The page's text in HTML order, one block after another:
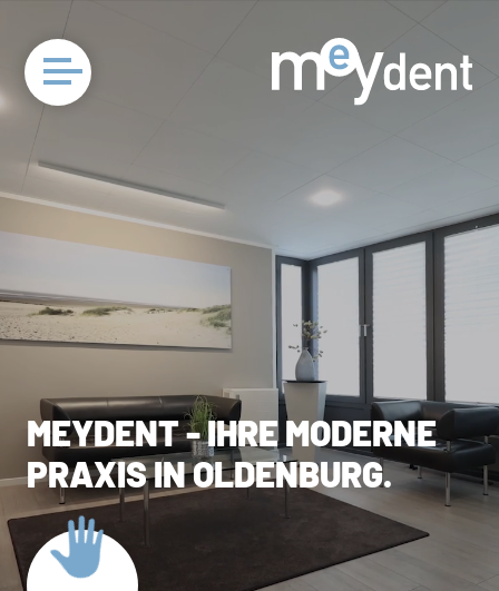
MEYDENT-IHREMODERNE
PRAXISINOLDENBURG.